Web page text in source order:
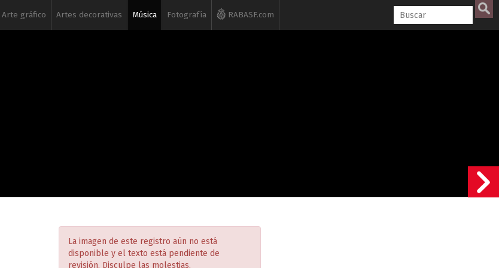
Arte gráfico Artes decorativas Música Fotografía RABASF.com
La imagen de este registro aún no está
disponible y el texto está pendiente de
revisión. Disculpe las molestias.